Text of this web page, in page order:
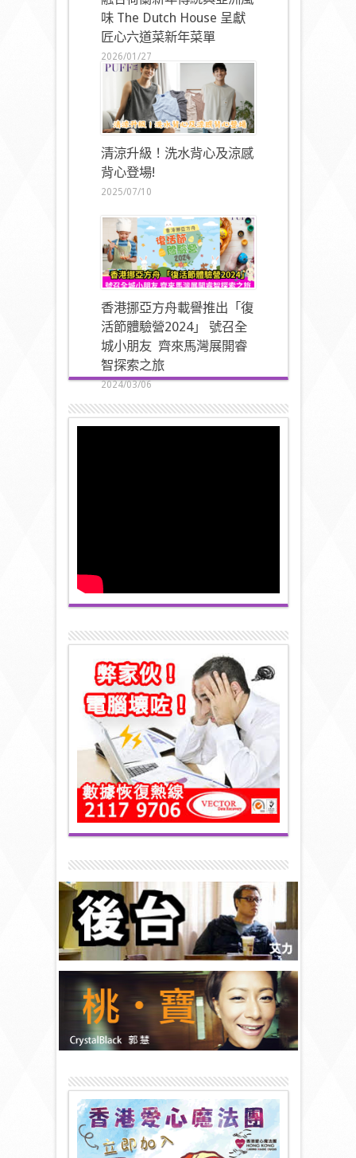
味 The Dutch House 呈獻
匠心六道菜新年菜單
2026/01/27
清涼升級！洗水背心及涼感
背心登場!
2025/07/10
香港挪亞方舟載譽推出「復
活節體驗營2024」 號召全
城小朋友 齊來馬灣展開睿
智探索之旅
2024/03/06